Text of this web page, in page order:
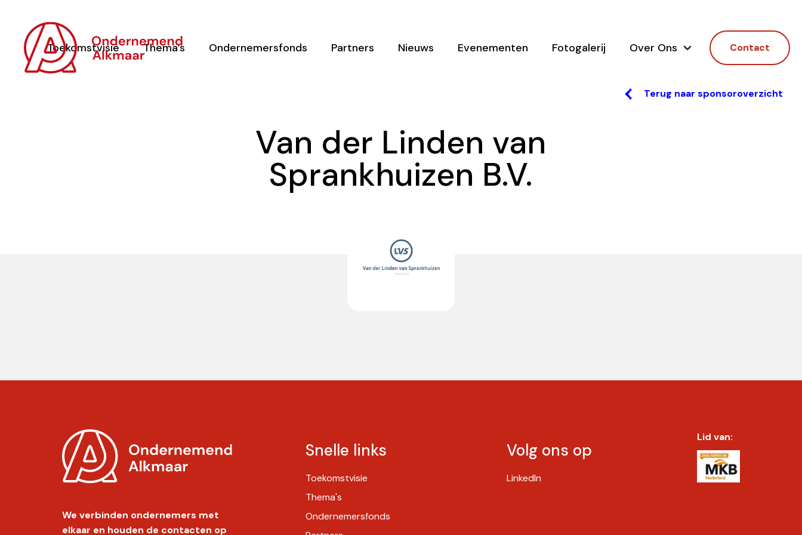
Toekomstvisie Thema’s Ondernemersfonds Partners Nieuws Evenementen Fotogalerij Over Ons Contact
Terug naar sponsoroverzicht
Van der Linden van
Sprankhuizen B.V.
We verbinden ondernemers met
elkaar en houden de contacten op
Snelle links
Toekomstvisie
Thema's
Ondernemersfonds
Volg ons op
LinkedIn
Lid van: